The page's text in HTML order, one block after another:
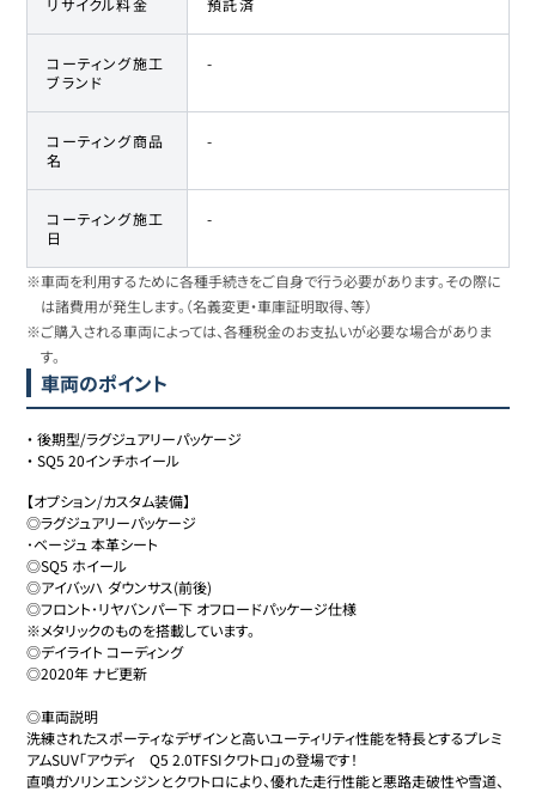
コーティング施工
ブランド
-
コーティング商品
名
-
コーティング施工
日
-
※車両を利用するために各種手続きをご自身で行う必要があります。その際に
は諸費用が発生します。（名義変更・車庫証明取得、等）
※ご購入される車両によっては、各種税金のお支払いが必要な場合がありま
す。
車両のポイント
・後期型/ラグジュアリーパッケージ
・SQ5 20インチホイール
【オプション/カスタム装備】
◎ラグジュアリーパッケージ
･ベージュ 本革シート
◎SQ5 ホイール
◎アイバッハ ダウンサス(前後)
◎フロント･リヤバンパー下 オフロードパッケージ仕様
※メタリックのものを搭載しています。
◎デイライト コーディング
◎2020年 ナビ更新
◎車両説明
洗練されたスポーティなデザインと高いユーティリティ性能を特長とするプレミ
アムSUV「アウディ　Q5 2.0TFSIクワトロ」の登場です！
直噴ガソリンエンジンとクワトロにより、優れた走行性能と悪路走破性や雪道、